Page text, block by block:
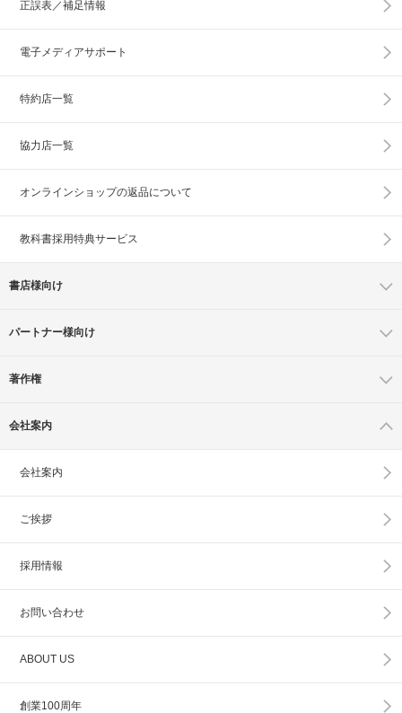
正誤表／補足情報
電子メディアサポート
特約店一覧
協力店一覧
オンラインショップの返品について
教科書採用特典サービス
書店様向け
パートナー様向け
著作権
会社案内
会社案内
ご挨拶
採用情報
お問い合わせ
ABOUT US
創業100周年